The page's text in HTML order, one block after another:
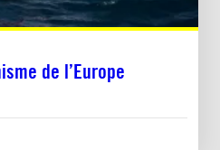
de l’Europe